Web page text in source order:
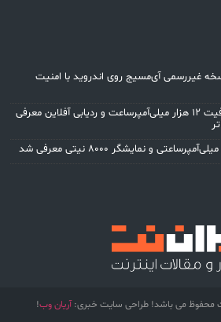
غیررسمی آی‌مسیج روی اندروید با امنیت
پاوربانک ۱۰۰ واتی هواوی با ظرفیت ۱۲ هزار میلی‌آمپرساعت و ردیابی آفلاین معرفی
محفوظ می باشد! طراحی سایت خبری:آریان وب!